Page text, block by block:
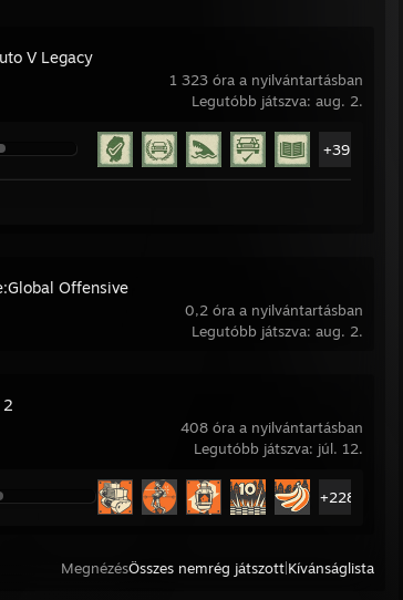
1 323 óra a nyilvántartásban
Legutóbb játszva: aug. 2.
V Legacy
+39
0,2 óra a nyilvántartásban
Legutóbb játszva: aug. 2.
Offensive
408 óra a nyilvántartásban
Legutóbb játszva: júl. 12.
2
+228
MegnézésÖsszes nemrég játszott Kívánságlista